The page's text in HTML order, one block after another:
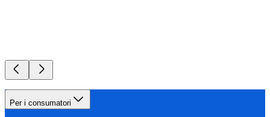
Per i consumatori